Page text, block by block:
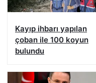
Kayıp ihbarı yapılan
çoban ile 100 koyun
bulundu